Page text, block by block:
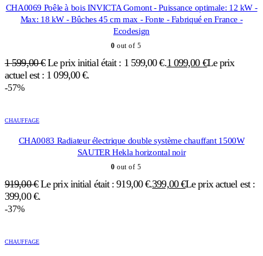
CHA0069 Poêle à bois INVICTA Gomont - Puissance optimale: 12 kW -
Max: 18 kW - Bûches 45 cm max - Fonte - Fabriqué en France -
Ecodesign
0 out of 5
1 599,00€ Le prix initial était : 1 599,00 €.1 099,00 €Le prix
actuel est : 1 099,00 €.
-57%
CHAUFFAGE
CHA0083 Radiateur électrique double système chauffant 1500W
SAUTER Hekla horizontal noir
0 out of 5
919,00€ Le prix initial était : 919,00 €.399,00€Le prix actuel est :
399,00 €.
-37%
CHAUFFAGE